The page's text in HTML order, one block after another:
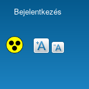
Bejelentkezés